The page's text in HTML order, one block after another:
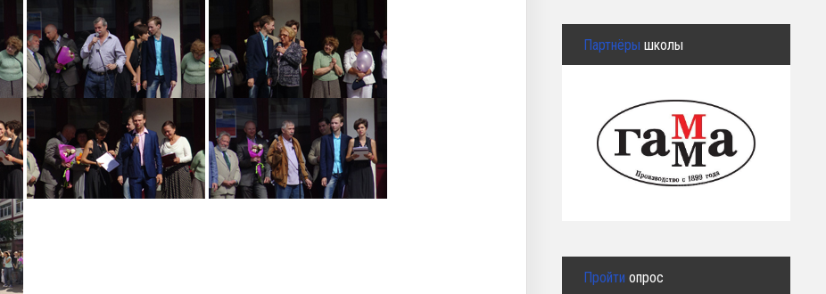
Партнёры школы
Пройти опрос